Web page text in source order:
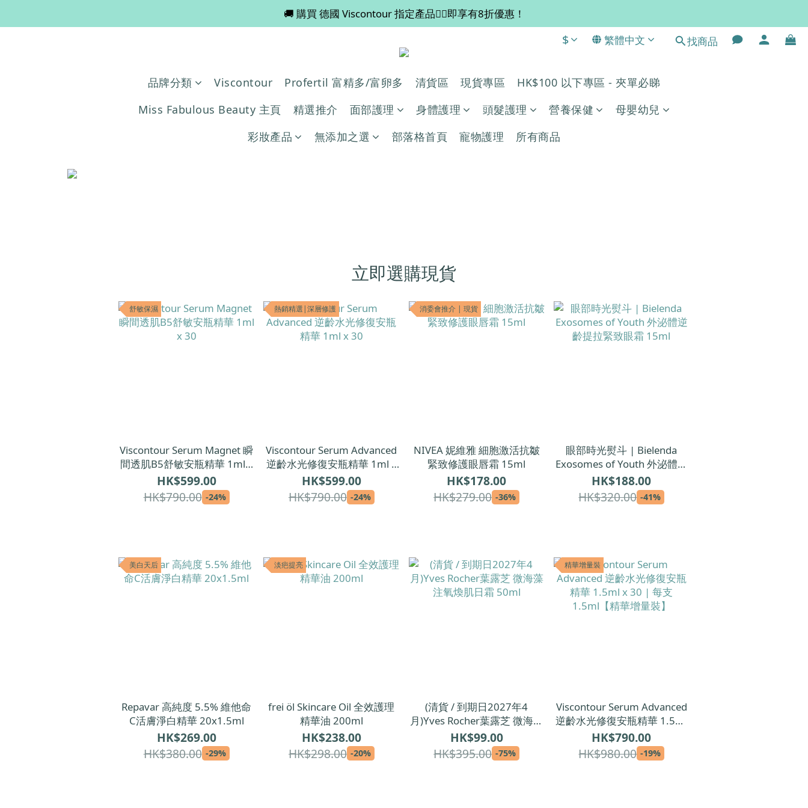
💡 全店滿 $600 免運費，買多件更抵！
🚚 購買 德國 Viscontour 指定產品👉🏻即享有8折優惠！
$ 繁體中文 找商品
品牌分類 Viscontour Profertil 富精多/富卵多 清貨區 現貨專區
HK$100 以下專區 - 夾單必睇
Miss Fabulous Beauty 主頁
精選推介 面部護理 身體護理 頭髮護理 營養保健
母嬰幼兒
彩妝產品
無添加之選 部落格首頁 寵物護理 所有商品
立即選購現貨
舒敏保濕
Viscontour Serum Magnet 瞬
間透肌B5舒敏安瓶精華 1ml x
30
HK$599.00
HK$790.00 -24%
熱銷精選|深層修護
Viscontour Serum Advanced
逆齡水光修復安瓶精華 1ml x
30
HK$599.00
HK$790.00 -24%
消委會推介 | 現貨
NIVEA 妮維雅 細胞激活抗皺
緊致修護眼唇霜 15ml
HK$178.00
HK$279.00 -36%
眼部時光熨斗 | Bielenda
Exosomes of Youth 外泌體逆
齡提拉緊致眼霜 15ml
HK$188.00
HK$320.00 -41%
美白天后
Repavar 高純度 5.5% 維他命
C活膚淨白精華 20x1.5ml
HK$269.00
HK$380.00 -29%
淡疤提亮
frei öl Skincare Oil 全效護理
精華油 200ml
HK$238.00
HK$298.00 -20%
(清貨 / 到期日2027年4
月)Yves Rocher葉露芝 微海藻
注氧煥肌日霜 50ml
HK$99.00
HK$395.00 -75%
精華增量裝
Viscontour Serum Advanced
逆齡水光修復安瓶精華 1.5ml
x 30 | 每支1.5ml【精華增量
裝】
HK$790.00
HK$980.00 -19%